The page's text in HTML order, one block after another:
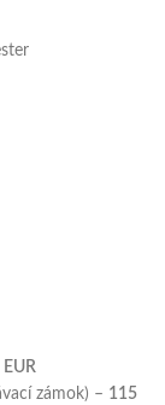
EUR
zámok) – 115